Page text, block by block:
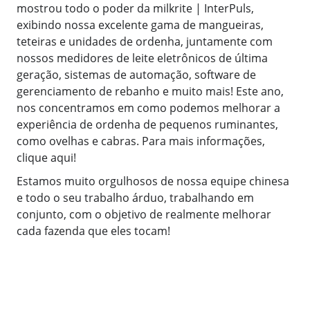
mostrou todo o poder da milkrite | InterPuls,
exibindo nossa excelente gama de mangueiras,
teteiras e unidades de ordenha, juntamente com
nossos medidores de leite eletrônicos de última
geração, sistemas de automação, software de
gerenciamento de rebanho e muito mais! Este ano,
nos concentramos em como podemos melhorar a
experiência de ordenha de pequenos ruminantes,
como ovelhas e cabras. Para mais informações,
clique aqui!
Estamos muito orgulhosos de nossa equipe chinesa
e todo o seu trabalho árduo, trabalhando em
conjunto, com o objetivo de realmente melhorar
cada fazenda que eles tocam!